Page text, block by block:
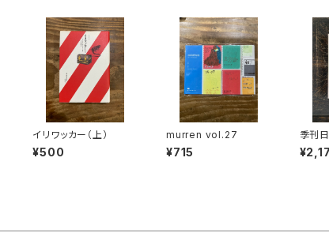
イリワッカー（上）
¥500
murren vol.27
¥715
季刊